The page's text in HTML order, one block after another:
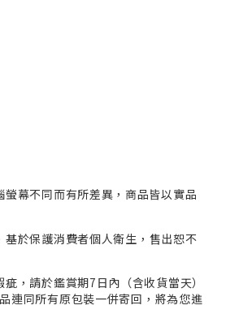
幕不同而有所差異，商品皆以實品
於保護消費者個人衛生， 售出恕不
，請於鑑賞期7日內（含收貨當天）
連同所有原包裝一併寄回，將為您進